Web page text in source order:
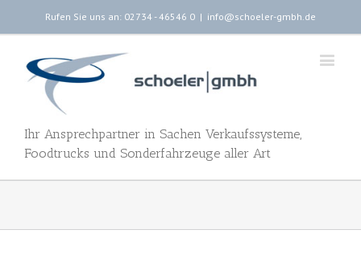
Rufen Sie uns an: 02734 - 46546 0 | info@schoeler-gmbh.de
Ihr Ansprechpartner in Sachen Verkaufssysteme,
Foodtrucks und Sonderfahrzeuge aller Art